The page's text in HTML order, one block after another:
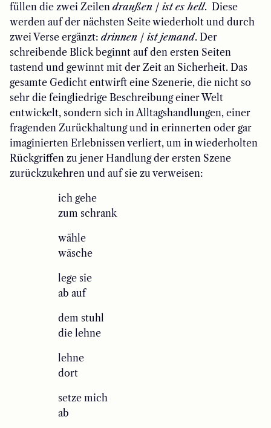
füllen die zwei Zeilen draußen / ist es hell. Diese
werden auf der nächsten Seite wiederholt und durch
zwei Verse ergänzt: drinnen / ist jemand. Der
schreibende Blick beginnt auf den ersten Seiten
tastend und gewinnt mit der Zeit an Sicherheit. Das
gesamte Gedicht entwirft eine Szenerie, die nicht so
sehr die feingliedrige Beschreibung einer Welt
entwickelt, sondern sich in Alltagshandlungen, einer
fragenden Zurückhaltung und in erinnerten oder gar
imaginierten Erlebnissen verliert, um in wiederholten
Rückgriffen zu jener Handlung der ersten Szene
zurückzukehren und auf sie zu verweisen:
ich gehe
zum schrank
wähle
wäsche
lege sie
ab auf
dem stuhl
die lehne
lehne
dort
setze mich
ab